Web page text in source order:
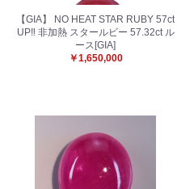
【GIA】 NO HEAT STAR RUBY 57ct
UP‼︎ 非加熱 スタールビー 57.32ct ル
ース[GIA]
￥1,650,000